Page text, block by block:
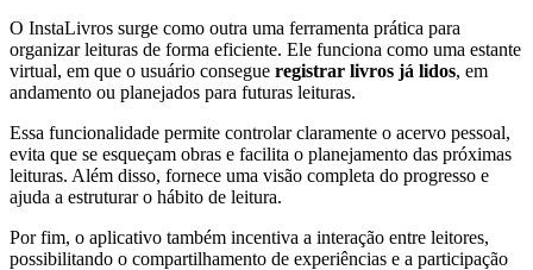
O InstaLivros surge como outra uma ferramenta prática para
organizar leituras de forma eficiente. Ele funciona como uma estante
virtual, em que o usuário consegue registrar livros já lidos, em
andamento ou planejados para futuras leituras.
Essa funcionalidade permite controlar claramente o acervo pessoal,
evita que se esqueçam obras e facilita o planejamento das próximas
leituras. Além disso, fornece uma visão completa do progresso e
ajuda a estruturar o hábito de leitura.
Por fim, o aplicativo também incentiva a interação entre leitores,
possibilitando o compartilhamento de experiências e a participação